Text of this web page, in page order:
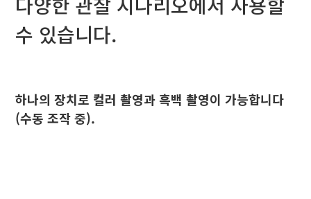
수 있습니다.
하나의 장치로 컬러 촬영과 흑백 촬영이 가능합니다
(수동 조작 중).